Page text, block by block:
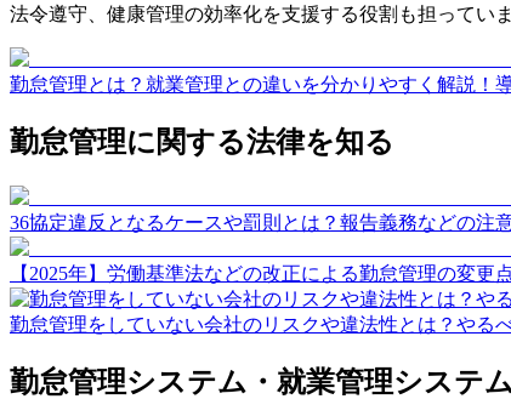
法令遵守、健康管理の効率化を支援する役割も担っていま
勤怠管理とは？就業管理との違いを分かりやすく解説！
勤怠管理に関する法律を知る
36協定違反となるケースや罰則とは？報告義務などの注
【2025年】労働基準法などの改正による勤怠管理の変更
勤怠管理をしていない会社のリスクや違法性とは？やる
勤怠管理システム・就業管理システ